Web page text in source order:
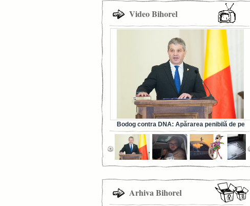
Video Bihorel
Bodog contra DNA: Apărarea penibilă de pe
Facebook a fostului ministru al Sănătății (VIDEO)
Arhiva Bihorel